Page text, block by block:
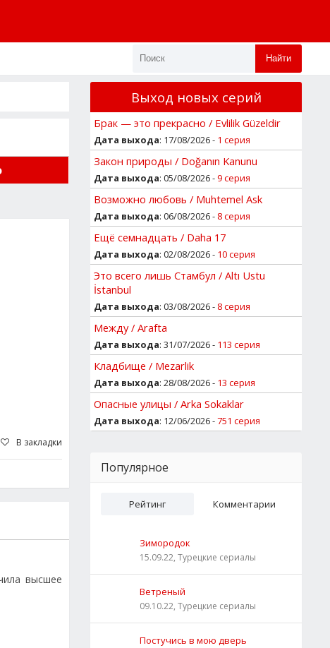
Найти
В закладки
высшее
Выход новых серий
Брак — это прекрасно / Evlilik Güzeldir
Дата выхода: 17/08/2026 - 1 серия
Закон природы / Doğanın Kanunu
Дата выхода: 05/08/2026 -9 серия
Возможно любовь / Muhtemel Ask
Дата выхода: 06/08/2026 - 8 серия
Ещё семнадцать / Daha 17
Дата выхода: 02/08/2026 - 10 серия
Это всего лишь Стамбул / Altı Ustu
İstanbul
Дата выхода: 03/08/2026 - 8 серия
Между / Arafta
Дата выхода: 31/07/2026 - 113 серия
Кладбище / Mezarlik
Дата выхода: 28/08/2026 - 13 серия
Опасные улицы / Arka Sokaklar
Дата выхода: 12/06/2026 -751 серия
Популярное
Рейтинг Комментарии
Зимородок
15.09.22, Турецкие сериалы
Ветреный
09.10.22, Турецкие сериалы
Постучись в мою дверь